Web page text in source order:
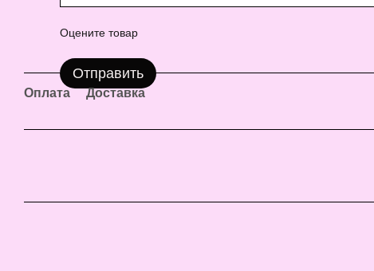
Оцените товар
Отправить
Оплата Доставка